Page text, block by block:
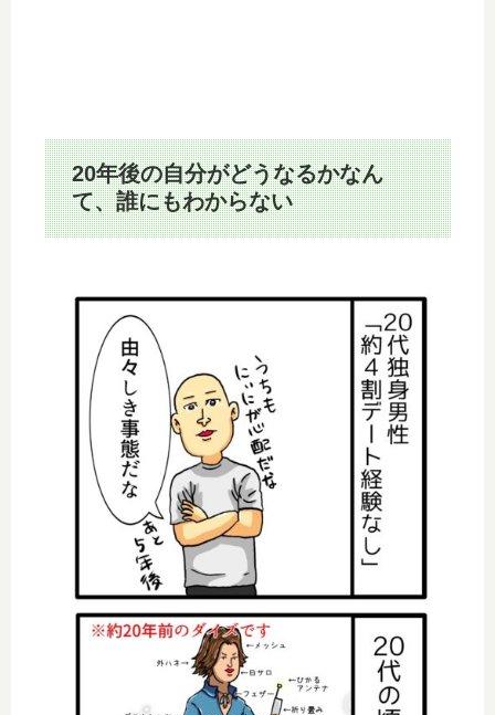
20年後の自分がどうなるかなん
て、誰にもわからない